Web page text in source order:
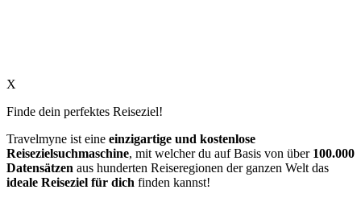
X
Finde dein perfektes Reiseziel!
Travelmyne ist eine einzigartige und kostenlose
Reisezielsuchmaschine, mit welcher du auf Basis von über 100.000
Datensätzen aus hunderten Reiseregionen der ganzen Welt das
ideale Reiseziel für dich finden kannst!